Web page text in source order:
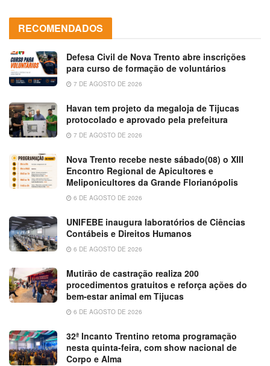
RECOMENDADOS
Defesa Civil de Nova Trento abre inscrições
para curso de formação de voluntários
7 DE AGOSTO DE 2026
Havan tem projeto da megaloja de Tijucas
protocolado e aprovado pela prefeitura
7 DE AGOSTO DE 2026
Nova Trento recebe neste sábado(08) o XIII
Encontro Regional de Apicultores e
Meliponicultores da Grande Florianópolis
6 DE AGOSTO DE 2026
UNIFEBE inaugura laboratórios de Ciências
Contábeis e Direitos Humanos
6 DE AGOSTO DE 2026
Mutirão de castração realiza 200
procedimentos gratuitos e reforça ações do
bem-estar animal em Tijucas
6 DE AGOSTO DE 2026
32ª Incanto Trentino retoma programação
nesta quinta-feira, com show nacional de
Corpo e Alma